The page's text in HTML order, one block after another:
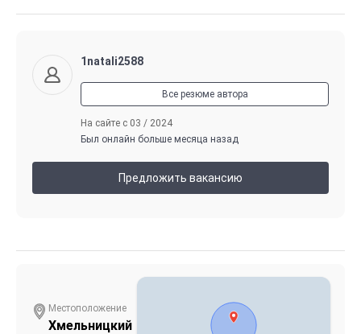
1natali2588
Все резюме автора
На сайте с 03 / 2024
Был онлайн больше месяца назад
Предложить вакансию
Местоположение
Хмельницкий